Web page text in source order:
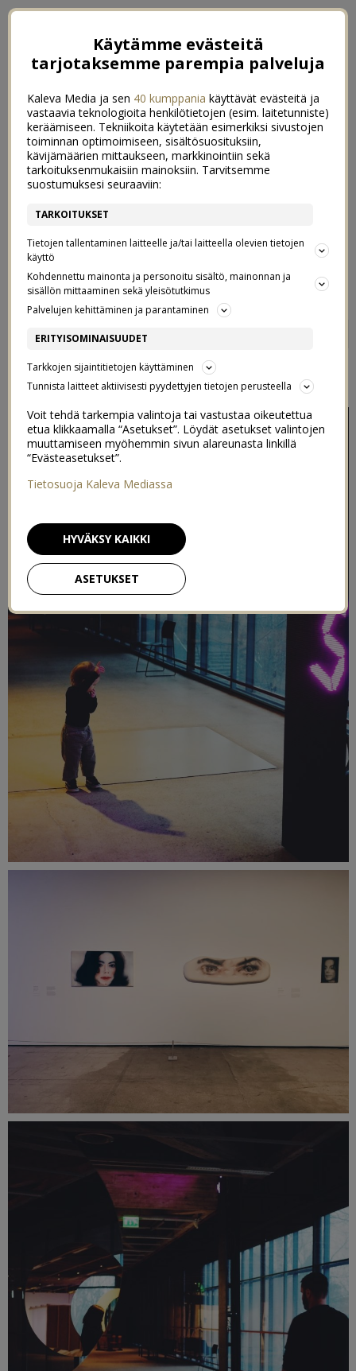
MITÄ TEHDÄ KUN VAAN
SATAA
17/01/2020
Käytämme evästeitä
tarjotaksemme parempia palveluja
Kaleva Media ja sen 40 kumppania käyttävät evästeitä ja
vastaavia teknologioita henkilötietojen (esim. laitetunniste)
keräämiseen. Tekniikoita käytetään esimerkiksi sivustojen
toiminnan optimoimiseen, sisältösuosituksiin,
kävijämäärien mittaukseen, markkinointiin sekä
tarkoituksenmukaisiin mainoksiin. Tarvitsemme
suostumuksesi seuraaviin:
TARKOITUKSET
Tietojen tallentaminen laitteelle ja/tai laitteella olevien tietojen
käyttö
Kohdennettu mainonta ja personoitu sisältö, mainonnan ja
sisällön mittaaminen sekä yleisötutkimus
Palvelujen kehittäminen ja parantaminen
ERITYISOMINAISUUDET
Tarkkojen sijaintitietojen käyttäminen
Tunnista laitteet aktiivisesti pyydettyjen tietojen perusteella
Voit tehdä tarkempia valintoja tai vastustaa oikeutettua
etua klikkaamalla “Asetukset”. Löydät asetukset valintojen
muuttamiseen myöhemmin sivun alareunasta linkillä
“Evästeasetukset”.
Tietosuoja Kaleva Mediassa
ASETUKSET
HYVÄKSY KAIKKI